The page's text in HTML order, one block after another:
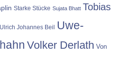
Starke Stücke Sujata Bhatt Tobias
Ulrich Johannes Beil
Uwe-
Volker Derlath Von